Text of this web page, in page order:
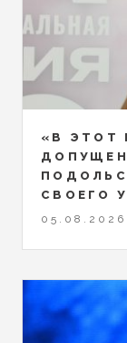
«В ЭТОТ
СВОЕГО
05.08.2026